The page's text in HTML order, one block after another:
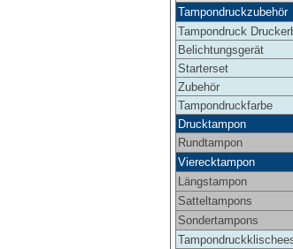
Tampondruckzubehör
Tampondruck
Belichtungsgerät
Starterset
Zubehör
Tampondruckfarbe
Drucktampon
Rundtampon
Vierecktampon
Längstampon
Satteltampons
Sondertampons